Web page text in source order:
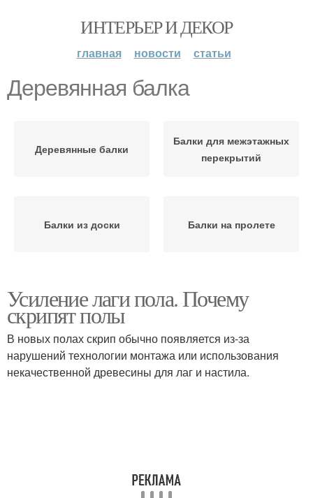
ИНТЕРЬЕР И ДЕКОР
главная новости статьи
Деревянная балка
Деревянные балки
Балки для межэтажных
перекрытий
Балки из доски Балки на пролете
Усиление лаги пола. Почему
скрипят полы
В новых полах скрип обычно появляется из-за
нарушений технологии монтажа или использования
некачественной древесины для лаг и настила.